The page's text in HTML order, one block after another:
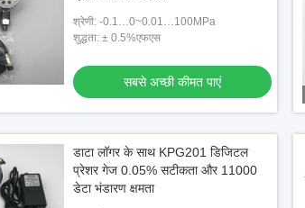
श्रेणी: -0.1…0~0.01…100MPa
शुद्धता: ± 0.5%एफएस
सबसे अच्छी कीमत पाएं
डाटा लॉगर के साथ KPG201 डिजिटल
प्रेशर गेज 0.05% सटीकता और 11000
डेटा भंडारण क्षमता